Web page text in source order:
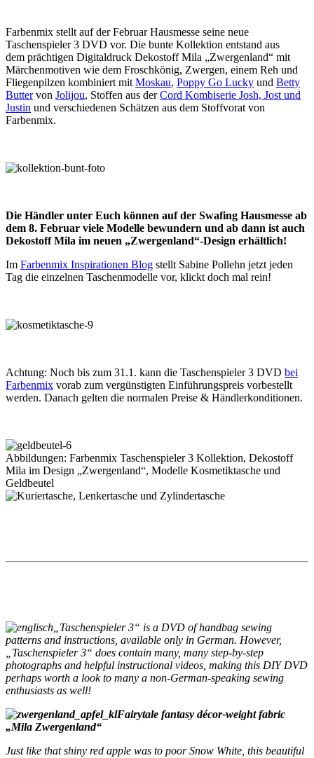
Farbenmix stellt auf der Februar Hausmesse seine neue
Taschenspieler 3 DVD vor. Die bunte Kollektion entstand aus
dem prächtigen Digitaldruck Dekostoff Mila „Zwergenland“ mit
Märchenmotiven wie dem Froschkönig, Zwergen, einem Reh und
Fliegenpilzen kombiniert mit Moskau, Poppy Go Lucky und Betty
Buttervon Jolijou, Stoffen aus derCord Kombiserie Josh, Jost und
Justin und verschiedenen Schätzen aus dem Stoffvorat von
Farbenmix.
Die Händler unter Euch können auf der Swafing Hausmesse ab
dem 8. Februar viele Modelle bewundern und ab dann ist auch
Dekostoff Mila im neuen „Zwergenland“-Design erhältlich!
Im Farbenmix Inspirationen Blog stellt Sabine Pollehn jetzt jeden
Tag die einzelnen Taschenmodelle vor, klickt doch mal rein!
Achtung: Noch bis zum 31.1. kann die Taschenspieler 3 DVD bei
Farbenmix vorab zum vergünstigten Einführungspreis vorbestellt
werden. Danach gelten die normalen Preise & Händlerkonditionen.
Abbildungen: Farbenmix Taschenspieler 3 Kollektion, Dekostoff
Mila im Design „Zwergenland“, Modelle Kosmetiktasche und
Geldbeutel
„Taschenspieler 3“ is a DVD of handbag sewing
patterns and instructions, available only in German. However,
„Taschenspieler 3“ does contain many, many step-by-step
photographs and helpful instructional videos, making this DIY DVD
perhaps worth a look to many a non-German-speaking sewing
enthusiasts as well!
Fairytale fantasy décor-weight fabric
„Mila Zwergenland“
Just like that shiny red apple was to poor Snow White, this beautiful